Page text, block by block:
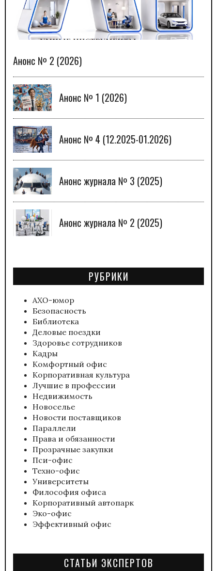
Анонс № 2 (2026)
Анонс № 1 (2026)
Анонс № 4 (12.2025-01.2026)
Анонс журнала № 3 (2025)
Анонс журнала № 2 (2025)
РУБРИКИ
АХО-юмор
Безопасность
Библиотека
Деловые поездки
Здоровье сотрудников
Кадры
Комфортный офис
Корпоративная культура
Лучшие в профессии
Недвижимость
Новоселье
Новости поставщиков
Параллели
Права и обязанности
Прозрачные закупки
Пси-офис
Техно-офис
Университеты
Философия офиса
Корпоративный автопарк
Эко-офис
Эффективный офис
СТАТЬИ ЭКСПЕРТОВ